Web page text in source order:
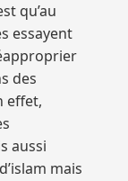
qu’au
essayent
des
effet,
aussi
mais